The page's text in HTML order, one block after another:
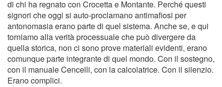
di chi ha regnato con Crocetta e Montante. Perché questi
signori che oggi si auto-proclamano antimafiosi per
antonomasia erano parte di quel sistema. Anche se, e qui
torniamo alla verità processuale che può divergere da
quella storica, non ci sono prove materiali evidenti, erano
comunque parte integrante di quel mondo. Con il sostegno,
con il manuale Cencelli, con la calcolatrice. Con il silenzio.
Erano complici.